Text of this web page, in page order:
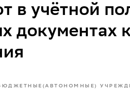
в учётной
документах